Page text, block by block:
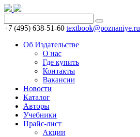
+7 (495) 638-51-60 textbook@poznaniye.ru
Об Издательстве
О нас
Где купить
Контакты
Вакансии
Новости
Каталог
Авторы
Учебники
Прайс-лист
Акции